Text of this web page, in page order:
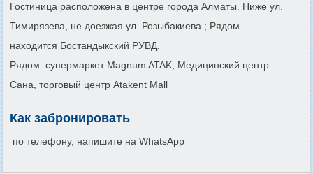
Гостиница расположена в центре города Алматы. Ниже ул.
Тимирязева, не доезжая ул. Розыбакиева.; Рядом
находится Бостандыкский РУВД.
Рядом: супермаркет Magnum ATAK, Медицинский центр
Сана, торговый центр Atakent Mall
Как забронировать
по телефону, напишите на WhatsApp